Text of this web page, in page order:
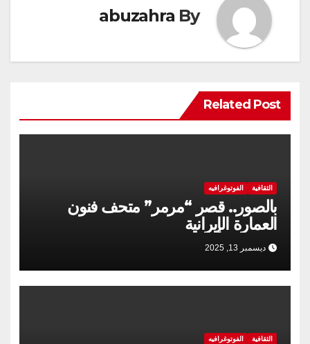
By
abuzahra
Related Post
الثقافية الفوتوغرافيه
بالصور.. قصر “مرمر” متحف فنون
العمارة الإيرانية
ديسمبر 13, 2025
الثقافية الفوتوغرافيه